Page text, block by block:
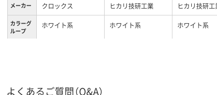
メーカー クロックス ヒカリ技研工業 ヒカリ技研工
カラーグ
ループ
ホワイト系 ホワイト系 ホワイト系
よくあるご質問（Q&A）